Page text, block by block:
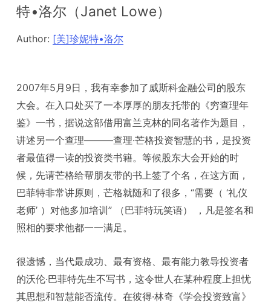
特•洛尔（Janet Lowe）
Author: [美]珍妮特•洛尔
2007年5月9日，我有幸参加了威斯科金融公司的股东
大会。在入口处买了一本厚厚的朋友托带的《穷查理年
鉴》一书，据说这部借用富兰克林的同名著作为题目，
讲述另一个查理———查理·芒格投资智慧的书，是投资
者最值得一读的投资类书籍。等候股东大会开始的时
候，先请芒格给帮朋友带的书上签了个名，在这方面，
巴菲特非常讲原则，芒格就随和了很多，“需要（ ‘礼仪
老师’ ）对他多加培训” （巴菲特玩笑语） ，凡是签名和
照相的要求他都一一满足。
很遗憾，当代最成功、最有资格、最有能力教导投资者
的沃伦·巴菲特先生不写书，这令世人在某种程度上担忧
其思想和智慧能否流传。在彼得·林奇《学会投资致富》